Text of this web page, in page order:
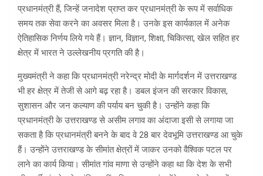
प्रधानमंत्री हैं, जिन्हें जनादेश प्राप्त कर प्रधानमंत्री के रूप में सर्वाधिक
समय तक सेवा करने का अवसर मिला है। उनके इस कार्यकाल में अनेक
ऐतिहासिक निर्णय लिये गये हैं। ज्ञान, विज्ञान, शिक्षा, चिकित्सा, खेल सहित हर
क्षेत्र में भारत ने उल्लेखनीय प्रगति की है।
मुख्यमंत्री ने कहा कि प्रधानमंत्री नरेन्द्र मोदी के मार्गदर्शन में उत्तराखण्ड
भी हर क्षेत्र में तेजी से आगे बढ़ रहा है। डबल इंजन की सरकार विकास,
सुशासन और जन कल्याण की पर्याय बन चुकी है। उन्होंने कहा कि
प्रधानमंत्री के उत्तराखण्ड से असीम लगाव का अंदाजा इसी से लगाया जा
सकता है कि प्रधानमंत्री बनने के बाद वे 28 बार देवभूमि उत्तराखण्ड आ चुके
हैं। उन्होंने उत्तराखण्ड के सीमांत क्षेत्रों में जाकर उनको वैश्विक पटल पर
लाने का कार्य किया। सीमांत गांव माणा से उन्होंने कहा था कि देश के सभी